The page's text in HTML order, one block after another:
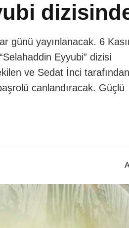
günü yayınlanacak. 6
Eyyubi” dizisi
ve Sedat İnci tarafından
canlandıracak. Güçlü